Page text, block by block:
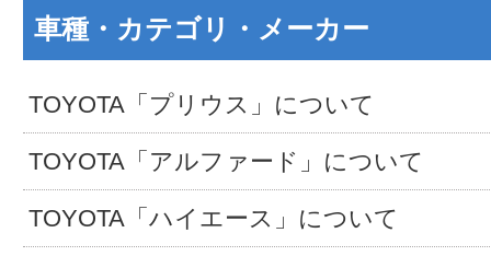
車種・カテゴリ・メーカー
TOYOTA「プリウス」について
TOYOTA「アルファード」について
TOYOTA「ハイエース」について